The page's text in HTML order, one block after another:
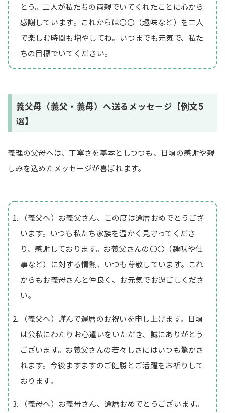
とう。二人が私たちの両親でいてくれたことに心から
感謝しています。これからは〇〇（趣味など）を二人
で楽しむ時間も増やしてね。いつまでも元気で、私た
ちの目標でいてください。
義父母（義父・義母）へ送るメッセージ【例文5
選】
義理の父母へは、丁寧さを基本としつつも、日頃の感謝や親
しみを込めたメッセージが喜ばれます。
（義父へ）お義父さん、この度は還暦おめでとうござ
います。いつも私たち家族を温かく見守ってくださ
り、感謝しております。お義父さんの〇〇（趣味や仕
事など）に対する情熱、いつも尊敬しています。これ
からもお義母さんと仲良く、お元気でお過ごしくださ
い。
（義父へ）謹んで還暦のお祝いを申し上げます。日頃
は公私にわたりお心遣いをいただき、誠にありがとう
ございます。お義父さんの若々しさにはいつも驚かさ
れます。今後ますますのご健勝とご活躍をお祈りして
おります。
（義母へ）お義母さん、還暦おめでとうございます。